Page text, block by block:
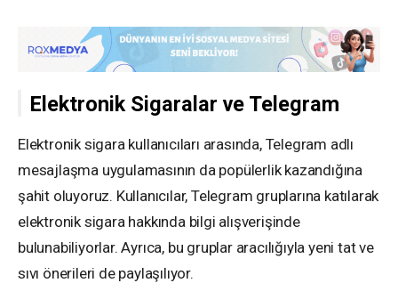
Elektronik Sigaralar ve Telegram
Elektronik sigara kullanıcıları arasında, Telegram adlı
mesajlaşma uygulamasının da popülerlik kazandığına
şahit oluyoruz. Kullanıcılar, Telegram gruplarına katılarak
elektronik sigara hakkında bilgi alışverişinde
bulunabiliyorlar. Ayrıca, bu gruplar aracılığıyla yeni tat ve
sıvı önerileri de paylaşılıyor.